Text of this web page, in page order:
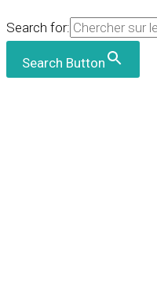
Search for:
Search Button